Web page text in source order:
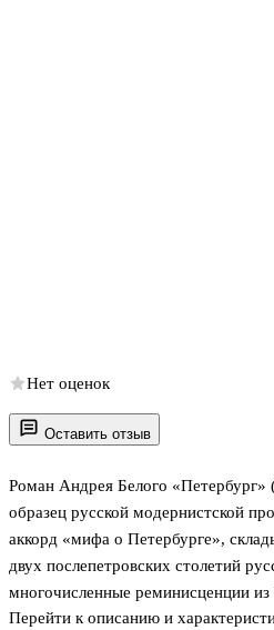
Оставить отзыв
Роман Андрея Белого «Петербург»
образец русской модернистской
аккорд «мифа о Петербурге»,
двух послепетровских столетий
многочисленные реминисценции
Достоевского, используя народные
Перейти к описанию и
Нет оценок